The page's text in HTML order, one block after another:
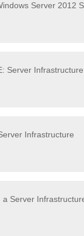
Server 2012
Server Infrastructure
Infrastructure
a Server